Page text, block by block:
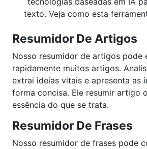
texto. Veja como esta
Resumidor De Artigos
Nosso resumidor de artigos pode
rapidamente muitos artigos.
extrai ideias vitais e apresenta as
forma concisa. Ele resumir artigo
essência do que se trata.
Resumidor De Frases
Nosso resumidor de frases pode